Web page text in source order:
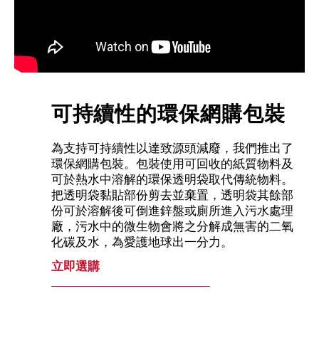
可持續性的環保網購包裝
為支持可持續性以達致源頭減廢，我們推出了
環保網購包裝。包裝使用可回收的紙質物料及
可於熱水中溶解的環保透明袋取代傳統物料。
把透明袋黏貼部份剪去並棄置，透明袋其餘部
份可於溶解後可倒進鋅盤或廁所進入污水處理
廠，污水中的微生物會將之分解成無害的二氧
化碳及水，為愛護地球出一分力。
立即選購